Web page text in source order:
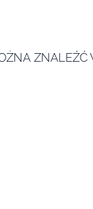
ZNALEŹĆ